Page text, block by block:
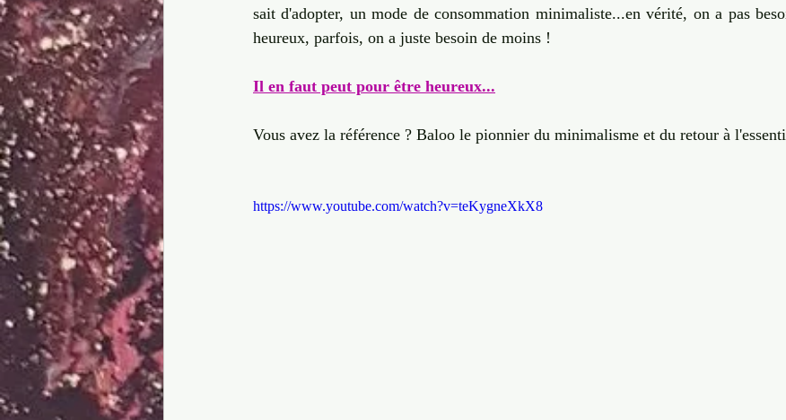
sait d'adopter, un mode de consommation minimaliste...en vérité, on a pas
heureux, parfois, on a juste besoin de moins !
Il en faut peut pour être heureux...
Vous avez la référence ? Baloo le pionnier du minimalisme et du retour à
https://www.youtube.com/watch?v=teKygneXkX8